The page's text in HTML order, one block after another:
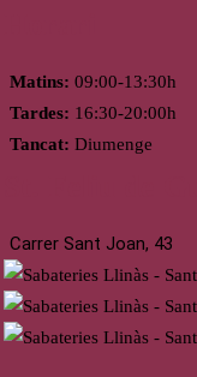
Matins: 09:00-13:30h
Tardes: 16:30-20:00h
Tancat: Diumenge
Carrer Sant Joan, 43